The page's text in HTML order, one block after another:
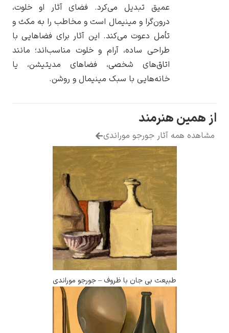
عمیق تبدیل می‌کرد. فضای آثار او خلوت،
درون‌گرا و مینیمال است و مخاطب را به مکث و
تأمل دعوت می‌کند. این آثار برای فضاهایی با
طراحی ساده، آرام و خلوت مناسب‌اند؛ مانند
اتاق‌های شخصی، فضاهای مدیتیشن، یا
خانه‌هایی با سبک مینیمال و روشن.
جورجو موراندی
بی جان با ظروف – جورجو موراندی